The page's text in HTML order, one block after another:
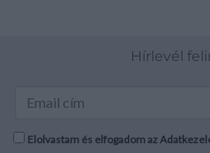
Hírlevél
Elolvastam és elfogadom az